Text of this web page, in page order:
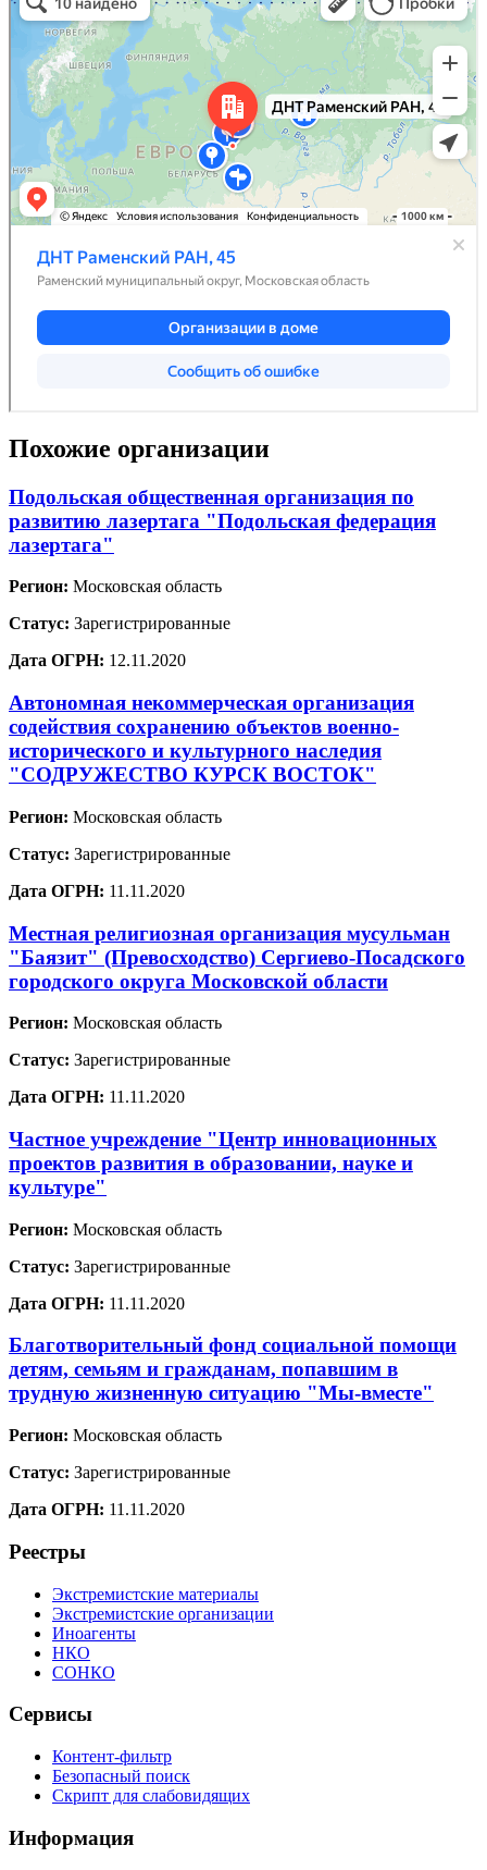
Похожие организации
Подольская общественная организация по
развитию лазертага "Подольская федерация
лазертага"
Регион: Московская область
Статус: Зарегистрированные
Дата ОГРН: 12.11.2020
Автономная некоммерческая организация
содействия сохранению объектов военно-
исторического и культурного наследия
"СОДРУЖЕСТВО КУРСК ВОСТОК"
Регион: Московская область
Статус: Зарегистрированные
Дата ОГРН: 11.11.2020
Местная религиозная организация мусульман
"Баязит" (Превосходство) Сергиево-Посадского
городского округа Московской области
Регион: Московская область
Статус: Зарегистрированные
Дата ОГРН: 11.11.2020
Частное учреждение "Центр инновационных
проектов развития в образовании, науке и
культуре"
Регион: Московская область
Статус: Зарегистрированные
Дата ОГРН: 11.11.2020
Благотворительный фонд социальной помощи
детям, семьям и гражданам, попавшим в
трудную жизненную ситуацию "Мы-вместе"
Регион: Московская область
Статус: Зарегистрированные
Дата ОГРН: 11.11.2020
Реестры
Экстремистские материалы
Экстремистские организации
Иноагенты
НКО
СОНКО
Сервисы
Контент-фильтр
Безопасный поиск
Скрипт для слабовидящих
Информация